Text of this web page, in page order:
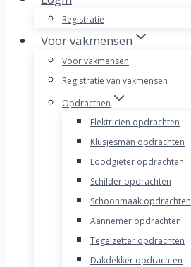
Registratie
Voor vakmensen
Voor vakmensen
Registratie van vakmensen
Opdracthen
Elektricien opdrachten
Klusjesman opdrachten
Loodgieter opdrachten
Schilder opdrachten
Schoonmaak opdrachten
Aannemer opdrachten
Tegelzetter opdrachten
Dakdekker opdrachten